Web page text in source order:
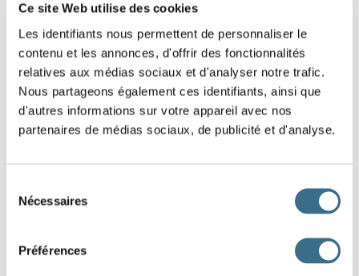
Ce site Web utilise des cookies
Les identifiants nous permettent de personnaliser le
contenu et les annonces, d'offrir des fonctionnalités
relatives aux médias sociaux et d'analyser notre trafic.
Nous partageons également ces identifiants, ainsi que
d'autres informations sur votre appareil avec nos
partenaires de médias sociaux, de publicité et d'analyse.
Nécessaires
Préférences